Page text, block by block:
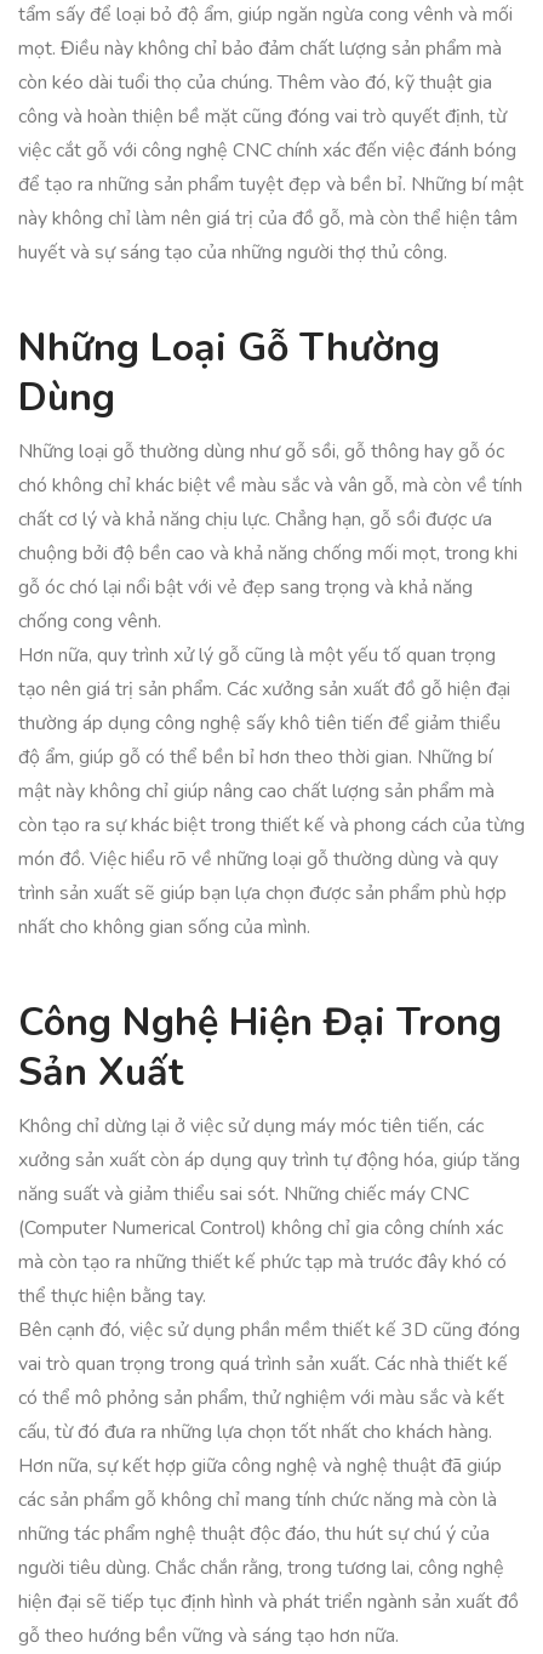
tẩm sấy để loại bỏ độ ẩm, giúp ngăn ngừa cong vênh và mối
mọt. Điều này không chỉ bảo đảm chất lượng sản phẩm mà
còn kéo dài tuổi thọ của chúng. Thêm vào đó, kỹ thuật gia
công và hoàn thiện bề mặt cũng đóng vai trò quyết định, từ
việc cắt gỗ với công nghệ CNC chính xác đến việc đánh bóng
để tạo ra những sản phẩm tuyệt đẹp và bền bỉ. Những bí mật
này không chỉ làm nên giá trị của đồ gỗ, mà còn thể hiện tâm
huyết và sự sáng tạo của những người thợ thủ công.
Những Loại Gỗ Thường
Dùng
Những loại gỗ thường dùng như gỗ sồi, gỗ thông hay gỗ óc
chó không chỉ khác biệt về màu sắc và vân gỗ, mà còn về tính
chất cơ lý và khả năng chịu lực. Chẳng hạn, gỗ sồi được ưa
chuộng bởi độ bền cao và khả năng chống mối mọt, trong khi
gỗ óc chó lại nổi bật với vẻ đẹp sang trọng và khả năng
chống cong vênh.
Hơn nữa, quy trình xử lý gỗ cũng là một yếu tố quan trọng
tạo nên giá trị sản phẩm. Các xưởng sản xuất đồ gỗ hiện đại
thường áp dụng công nghệ sấy khô tiên tiến để giảm thiểu
độ ẩm, giúp gỗ có thể bền bỉ hơn theo thời gian. Những bí
mật này không chỉ giúp nâng cao chất lượng sản phẩm mà
còn tạo ra sự khác biệt trong thiết kế và phong cách của từng
món đồ. Việc hiểu rõ về những loại gỗ thường dùng và quy
trình sản xuất sẽ giúp bạn lựa chọn được sản phẩm phù hợp
nhất cho không gian sống của mình.
Công Nghệ Hiện Đại Trong
Sản Xuất
Không chỉ dừng lại ở việc sử dụng máy móc tiên tiến, các
xưởng sản xuất còn áp dụng quy trình tự động hóa, giúp tăng
năng suất và giảm thiểu sai sót. Những chiếc máy CNC
(Computer Numerical Control) không chỉ gia công chính xác
mà còn tạo ra những thiết kế phức tạp mà trước đây khó có
thể thực hiện bằng tay.
Bên cạnh đó, việc sử dụng phần mềm thiết kế 3D cũng đóng
vai trò quan trọng trong quá trình sản xuất. Các nhà thiết kế
có thể mô phỏng sản phẩm, thử nghiệm với màu sắc và kết
cấu, từ đó đưa ra những lựa chọn tốt nhất cho khách hàng.
Hơn nữa, sự kết hợp giữa công nghệ và nghệ thuật đã giúp
các sản phẩm gỗ không chỉ mang tính chức năng mà còn là
những tác phẩm nghệ thuật độc đáo, thu hút sự chú ý của
người tiêu dùng. Chắc chắn rằng, trong tương lai, công nghệ
hiện đại sẽ tiếp tục định hình và phát triển ngành sản xuất đồ
gỗ theo hướng bền vững và sáng tạo hơn nữa.